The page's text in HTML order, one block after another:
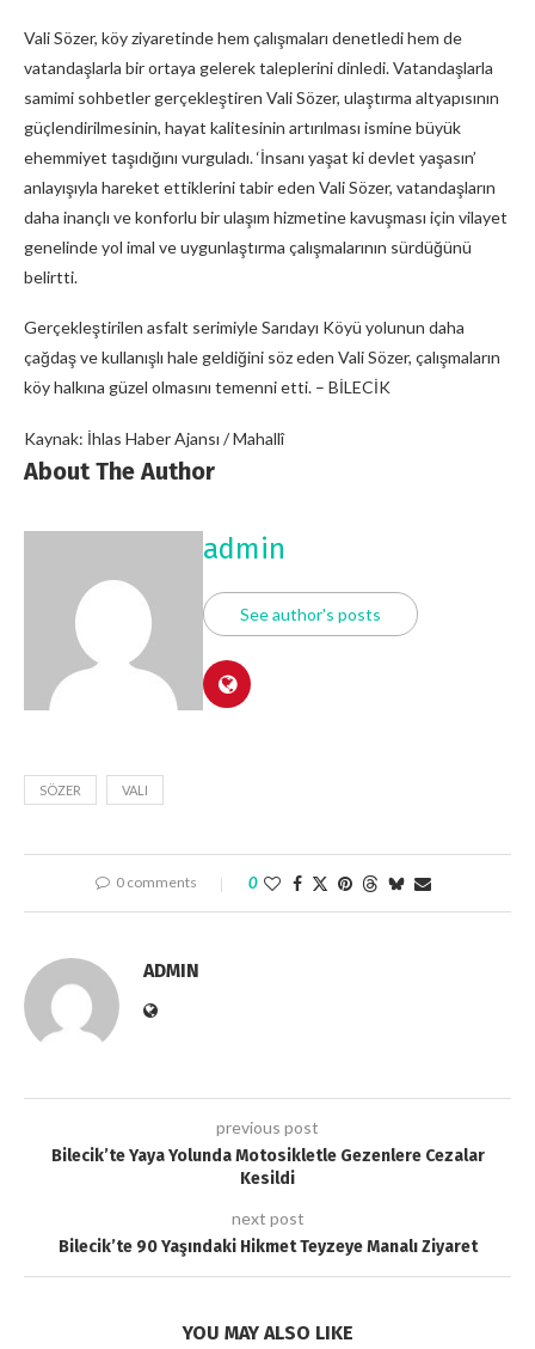
Vali Sözer, köy ziyaretinde hem çalışmaları denetledi hem de
vatandaşlarla bir ortaya gelerek taleplerini dinledi. Vatandaşlarla
samimi sohbetler gerçekleştiren Vali Sözer, ulaştırma altyapısının
güçlendirilmesinin, hayat kalitesinin artırılması ismine büyük
ehemmiyet taşıdığını vurguladı. ‘İnsanı yaşat ki devlet yaşasın’
anlayışıyla hareket ettiklerini tabir eden Vali Sözer, vatandaşların
daha inançlı ve konforlu bir ulaşım hizmetine kavuşması için vilayet
genelinde yol imal ve uygunlaştırma çalışmalarının sürdüğünü
belirtti.
Gerçekleştirilen asfalt serimiyle Sarıdayı Köyü yolunun daha
çağdaş ve kullanışlı hale geldiğini söz eden Vali Sözer, çalışmaların
köy halkına güzel olmasını temenni etti. – BİLECİK
Kaynak: İhlas Haber Ajansı / Mahallî
About The Author
admin
See author's posts
SÖZER VALI
0 comments 0
ADMIN
previous post
Bilecik’te Yaya Yolunda Motosikletle Gezenlere Cezalar
Kesildi
next post
Bilecik’te 90 Yaşındaki Hikmet Teyzeye Manalı Ziyaret
YOU MAY ALSO LIKE